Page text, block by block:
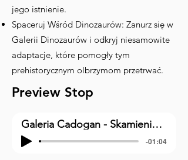
jego istnienie.
Spaceruj Wśród Dinozaurów: Zanurz się w
Galerii Dinozaurów i odkryj niesamowite
adaptacje, które pomogły tym
prehistorycznym olbrzymom przetrwać.
Preview Stop
Galeria Cadogan - Skamieniałość Archaeopteryx
-01:04